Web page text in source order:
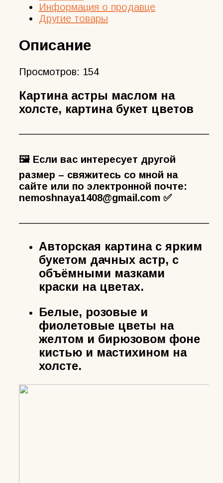
Информация о продавце
Другие товары
Описание
Просмотров: 154
Картина астры маслом на
холсте, картина букет цветов
🖼️ Если вас интересует другой
размер – свяжитесь со мной на
сайте или по электронной почте:
nemoshnaya1408@gmail.com ✅
Авторская картина с ярким
букетом дачных астр, с
объёмными мазками
краски на цветах.
Белые, розовые и
фиолетовые цветы на
желтом и бирюзовом фоне
кистью и мастихином на
холсте.